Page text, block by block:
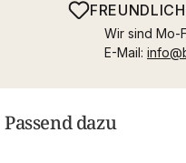
Wir sind Mo-
E-Mail:
Passend dazu